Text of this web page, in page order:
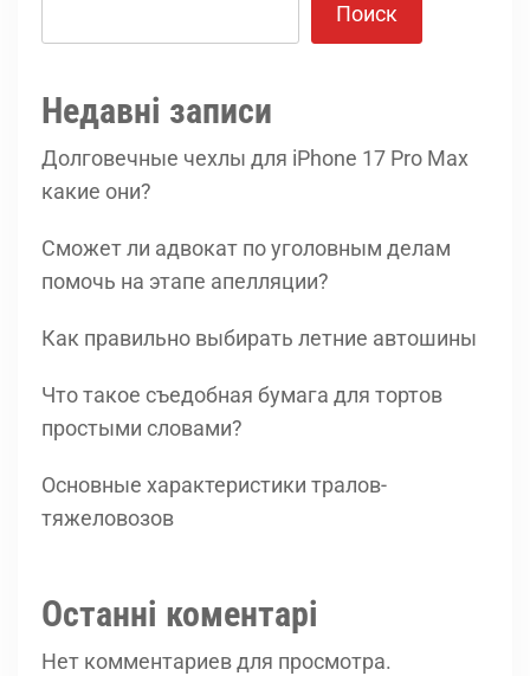
Поиск
Недавні записи
Долговечные чехлы для iPhone 17 Pro Max
какие они?
Сможет ли адвокат по уголовным делам
помочь на этапе апелляции?
Как правильно выбирать летние автошины
Что такое съедобная бумага для тортов
простыми словами?
Основные характеристики тралов-
тяжеловозов
Останні коментарі
Нет комментариев для просмотра.